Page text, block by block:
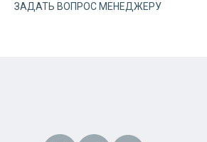
ЗАДАТЬ ВОПРОС МЕНЕДЖЕРУ